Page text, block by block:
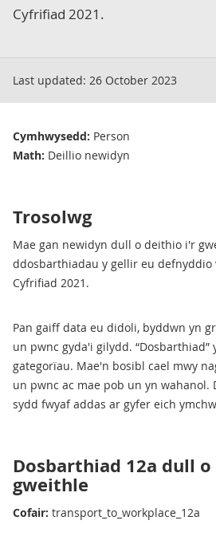
Cyfrifiad 2021.
Last updated: 26 October 2023
Cymhwysedd: Person
Math: Deillio newidyn
Trosolwg
Mae gan newidyn dull o deithio i'r
ddosbarthiadau y gellir eu
Cyfrifiad 2021.
Pan gaiff data eu didoli, byddwn yn
un pwnc gyda'i gilydd.
gategorïau. Mae'n bosibl cael mwy
un pwnc ac mae pob un yn wahanol.
sydd fwyaf addas ar gyfer eich
Dosbarthiad 12a dull
gweithle
Cofair: transport_to_workplace_12a